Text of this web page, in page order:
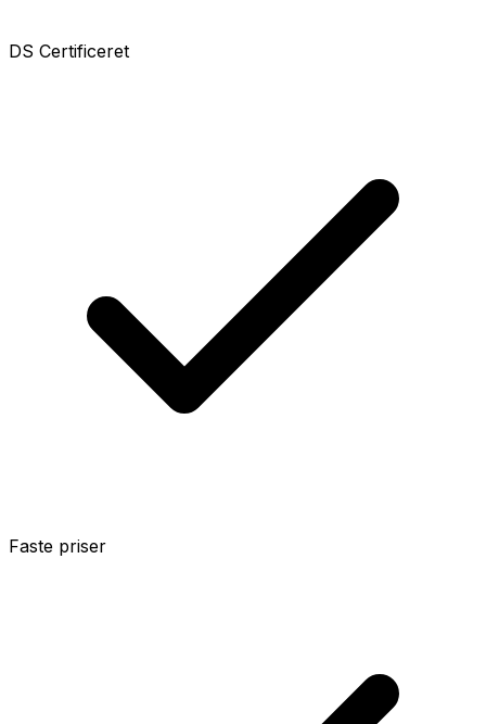
DS Certificeret
Faste priser